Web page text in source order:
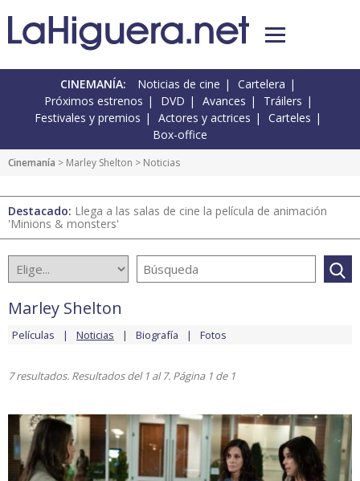
CINEMANÍA: Noticias de cine
Cartelera
Próximos estrenos
DVD Avances
Tráilers
Festivales y premios
Actores y actrices
Carteles
Box-office
Cinemanía > Marley Shelton > Noticias
Destacado: Llega a las salas de cine la película de animación
'Minions & monsters'
Marley Shelton
Películas Noticias Biografía Fotos
7 resultados. Resultados del 1 al 7. Página 1 de 1